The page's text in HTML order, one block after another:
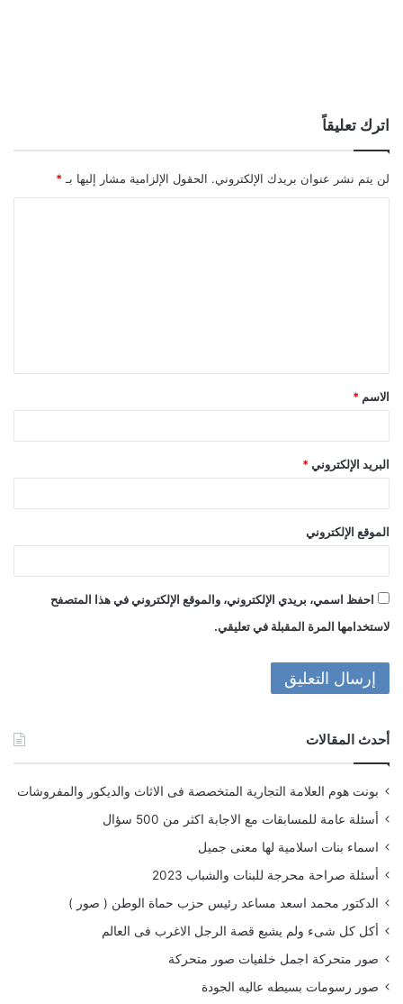
اترك تعليقاً
لن يتم نشر عنوان بريدك الإلكتروني. الحقول الإلزامية مشار إليها بـ *
ق
*
الاسم *
البريد الإلكتروني *
الموقع الإلكتروني
احفظ اسمي، بريدي الإلكتروني، والموقع الإلكتروني في هذا المتصفح
لاستخدامها المرة المقبلة في تعليقي.
أحدث المقالات
بونت هوم العلامة التجارية المتخصصة فى الاثاث والديكور والمفروشات
أسئلة عامة للمسابقات مع الاجابة اكثر من 500 سؤال
اسماء بنات اسلامية لها معنى جميل
أسئلة صراحة محرجة للبنات والشباب 2023
الدكتور محمد اسعد مساعد رئيس حزب حماة الوطن ( صور )
أكل كل شىء ولم يشبع قصة الرجل الاغرب فى العالم
صور متحركة اجمل خلفيات صور متحركة
صور رسومات بسيطه عاليه الجودة